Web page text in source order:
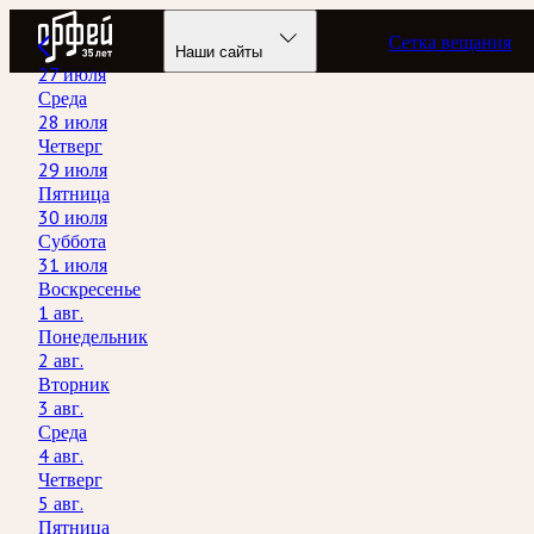
Радио Орфей
Наши сайты Сетка вещания
27 июля
Среда
28 июля
Четверг
29 июля
Пятница
30 июля
Суббота
31 июля
Воскресенье
1 авг.
Понедельник
2 авг.
Вторник
3 авг.
Среда
4 авг.
Четверг
5 авг.
Пятница